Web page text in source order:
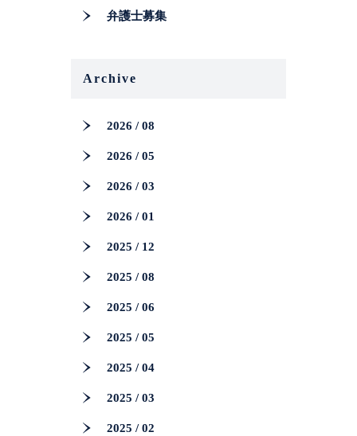
弁護士募集
Archive
2026 / 08
2026 / 05
2026 / 03
2026 / 01
2025 / 12
2025 / 08
2025 / 06
2025 / 05
2025 / 04
2025 / 03
2025 / 02